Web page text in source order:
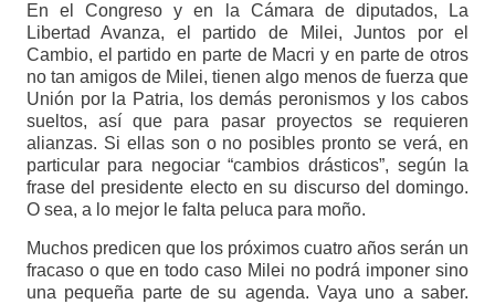
En el Congreso y en la Cámara de diputados, La
Libertad Avanza, el partido de Milei, Juntos por el
Cambio, el partido en parte de Macri y en parte de otros
no tan amigos de Milei, tienen algo menos de fuerza que
Unión por la Patria, los demás peronismos y los cabos
sueltos, así que para pasar proyectos se requieren
alianzas. Si ellas son o no posibles pronto se verá, en
particular para negociar “cambios drásticos”, según la
frase del presidente electo en su discurso del domingo.
O sea, a lo mejor le falta peluca para moño.
Muchos predicen que los próximos cuatro años serán un
fracaso o que en todo caso Milei no podrá imponer sino
una pequeña parte de su agenda. Vaya uno a saber.